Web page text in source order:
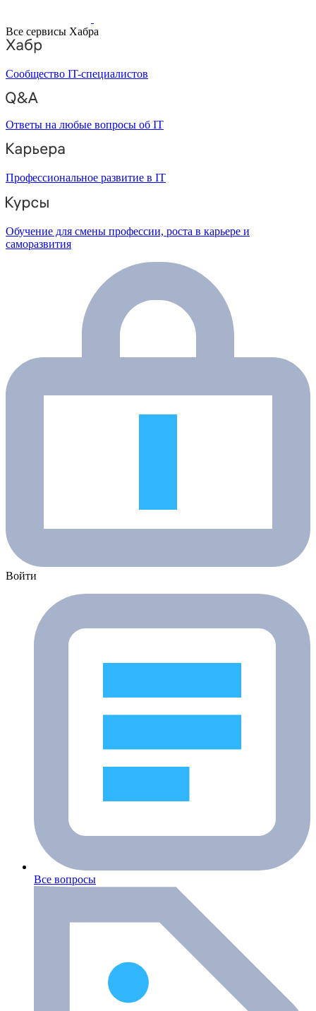
Все сервисы Хабра
Сообщество IT-специалистов
Ответы на любые вопросы об IT
Профессиональное развитие в IT
Обучение для смены профессии, роста в карьере и
саморазвития
Войти
Все вопросы